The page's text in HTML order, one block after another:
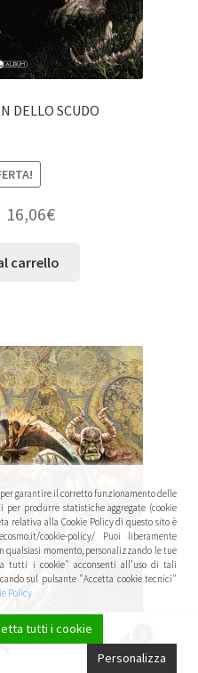
DELLO SCUDO
16,06€
carrello
garantire il corretto funzionamento delle
produrre statistiche aggregate (cookie
relativa alla Cookie Policy di questo sito è
cookie-policy/ Puoi liberamente
qualsiasi momento, personalizzando le tue
tutti i cookie" acconsenti all'uso di tali
sul pulsante "Accetta cookie tecnici"
Policy
tutti i cookie
Personalizza